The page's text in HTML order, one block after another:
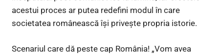
acestui proces ar putea redefini modul în care
societatea românească își privește propria istorie.
Scenariul care dă peste cap România! „Vom avea